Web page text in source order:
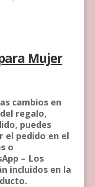
Mujer
cambios en
regalo,
puedes
el pedido en el
o
– Los
incluidos en la